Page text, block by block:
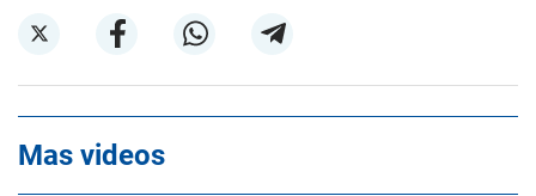
Mas videos